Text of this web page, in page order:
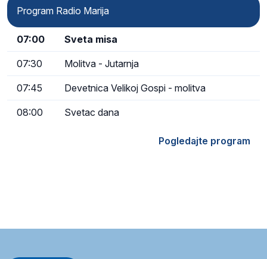
Program Radio Marija
07:00 Sveta misa
07:30 Molitva - Jutarnja
07:45 Devetnica Velikoj Gospi - molitva
08:00 Svetac dana
Pogledajte program